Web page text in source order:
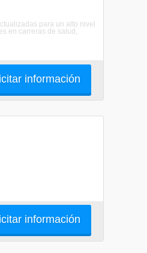
para un alto nivel
en carreras de salud,
información
información